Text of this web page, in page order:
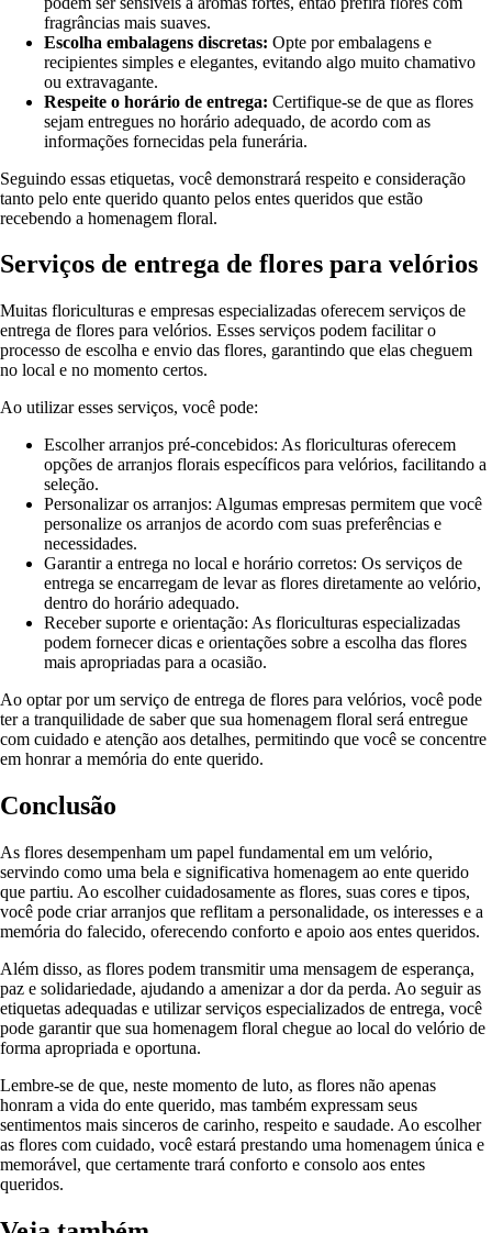
fragrâncias mais suaves.
Escolha embalagens discretas: Opte por embalagens e
recipientes simples e elegantes, evitando algo muito chamativo
ou extravagante.
Respeite o horário de entrega: Certifique-se de que as flores
sejam entregues no horário adequado, de acordo com as
informações fornecidas pela funerária.
Seguindo essas etiquetas, você demonstrará respeito e consideração
tanto pelo ente querido quanto pelos entes queridos que estão
recebendo a homenagem floral.
Serviços de entrega de flores para velórios
Muitas floriculturas e empresas especializadas oferecem serviços de
entrega de flores para velórios. Esses serviços podem facilitar o
processo de escolha e envio das flores, garantindo que elas cheguem
no local e no momento certos.
Ao utilizar esses serviços, você pode:
Escolher arranjos pré-concebidos: As floriculturas oferecem
opções de arranjos florais específicos para velórios, facilitando a
seleção.
Personalizar os arranjos: Algumas empresas permitem que você
personalize os arranjos de acordo com suas preferências e
necessidades.
Garantir a entrega no local e horário corretos: Os serviços de
entrega se encarregam de levar as flores diretamente ao velório,
dentro do horário adequado.
Receber suporte e orientação: As floriculturas especializadas
podem fornecer dicas e orientações sobre a escolha das flores
mais apropriadas para a ocasião.
Ao optar por um serviço de entrega de flores para velórios, você pode
ter a tranquilidade de saber que sua homenagem floral será entregue
com cuidado e atenção aos detalhes, permitindo que você se concentre
em honrar a memória do ente querido.
Conclusão
As flores desempenham um papel fundamental em um velório,
servindo como uma bela e significativa homenagem ao ente querido
que partiu. Ao escolher cuidadosamente as flores, suas cores e tipos,
você pode criar arranjos que reflitam a personalidade, os interesses e a
memória do falecido, oferecendo conforto e apoio aos entes queridos.
Além disso, as flores podem transmitir uma mensagem de esperança,
paz e solidariedade, ajudando a amenizar a dor da perda. Ao seguir as
etiquetas adequadas e utilizar serviços especializados de entrega, você
pode garantir que sua homenagem floral chegue ao local do velório de
forma apropriada e oportuna.
Lembre-se de que, neste momento de luto, as flores não apenas
honram a vida do ente querido, mas também expressam seus
sentimentos mais sinceros de carinho, respeito e saudade. Ao escolher
as flores com cuidado, você estará prestando uma homenagem única e
memorável, que certamente trará conforto e consolo aos entes
queridos.